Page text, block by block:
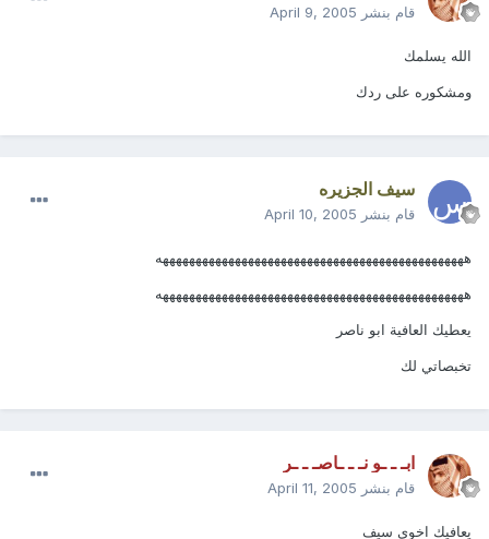
قام بنشر April 9, 2005
الله يسلمك
ومشكوره على ردك
سيف الجزيره
قام بنشر April 10, 2005
هههههههههههههههههههههههههههههههههههههههههههههههه
هههههههههههههههههههههههههههههههههههههههههههههههه
يعطيك العافية ابو ناصر
تخبصاتي لك
ابـ ـ ـو نـ ـ ـاصـ ـ ـر
قام بنشر April 11, 2005
يعافيك اخوي سيف